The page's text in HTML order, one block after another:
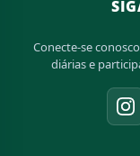
Conecte-se
diárias e